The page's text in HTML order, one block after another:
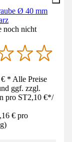
Ø 40 mm
noch nicht
* Alle Preise
ggf. zzgl.
pro ST2,10 €*/
€ pro
)